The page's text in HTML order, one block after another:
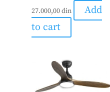
27.000,00din
Add
to cart